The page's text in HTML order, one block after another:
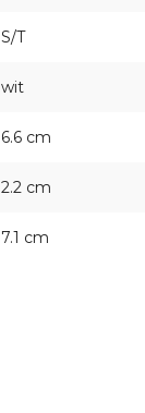
S/T
wit
6.6 cm
2.2 cm
7.1 cm